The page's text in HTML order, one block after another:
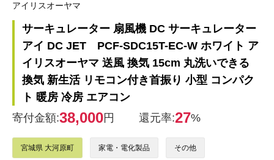
アイリスオーヤマ
サーキュレーター 扇風機 DC サーキュレーター
アイ DC JET PCF-SDC15T-EC-W ホワイト ア
イリスオーヤマ 送風 換気 15cm 丸洗いできる
換気 新生活 リモコン付き首振り 小型 コンパク
ト 暖房 冷房 エアコン
寄付金額:38,000円 還元率:27%
宮城県 大河原町 家電・電化製品 その他